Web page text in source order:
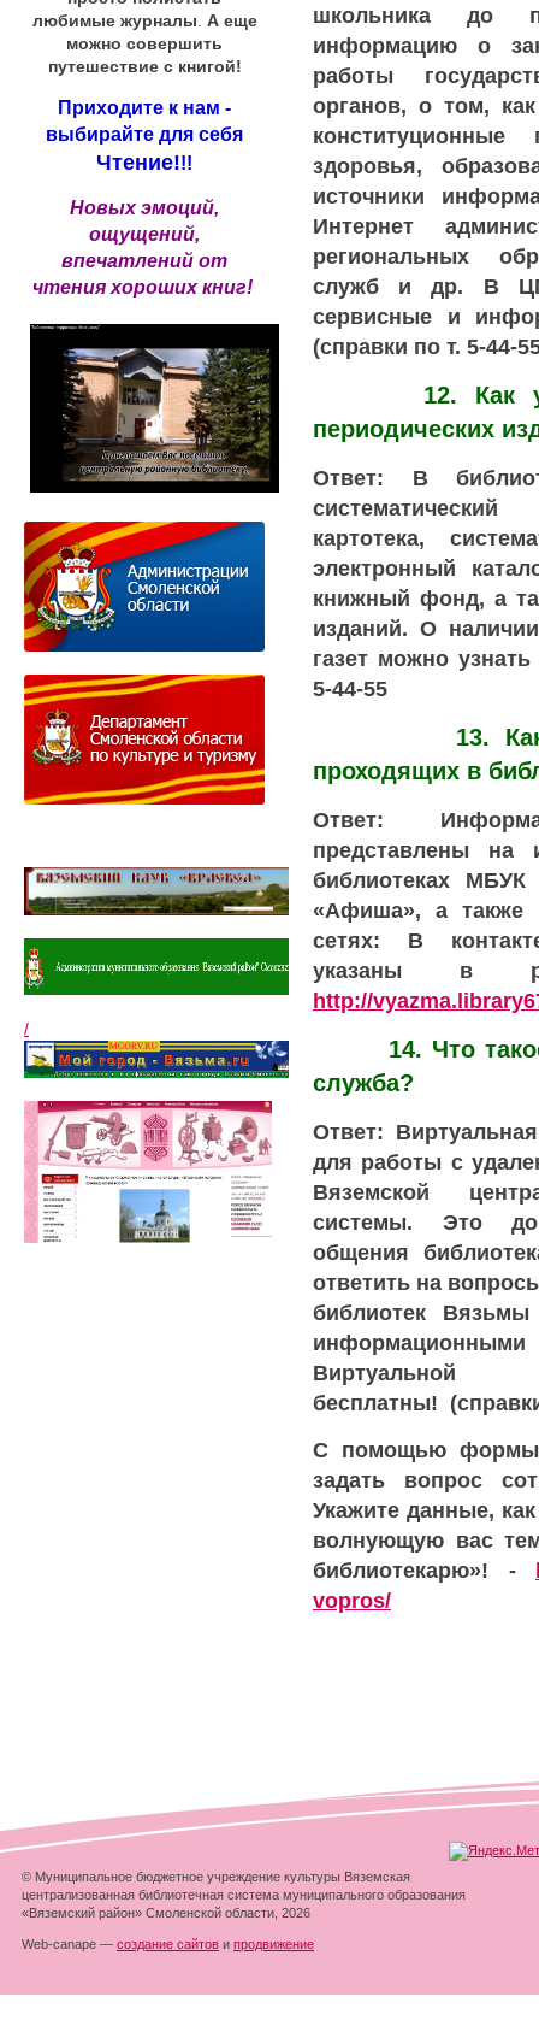
школьника до
информацию о
работы
органов, о том,
здоровья,
источники
Интернет
региональных
служб и др. В
сервисные и
(справки по т. 5-44-
12. Как
периодических
Ответ: В
картотека,
электронный
книжный фонд, а
изданий. О
газет можно
5-44-55
13. Как
проходящих в
Ответ:
представлены на
библиотеках
«Афиша», а также
сетях: В
указаны в
http://
14. Что такое
служба?
Ответ:
для работы с
Вяземской
системы. Это
общения
ответить на
библиотек
бесплатны!
С помощью формы
задать вопрос
Укажите данные,
волнующую вас
библиотекарю»! -
vopros/
любимые журналы А еще
можно совершить
путешествие с книгой!
Приходите к нам -
выбирайте для себя
Чтение!!!
Новых эмоций,
ощущений,
впечатлений от
чтения хороших книг!
/
© Муниципальное бюджетное учреждение культуры Вяземская
централизованная библиотечная система муниципального образования
«Вяземский район» Смоленской области, 2026
Web-canape — создание сайтов и продвижение